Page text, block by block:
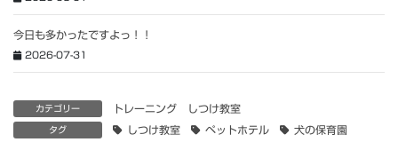
今日も多かったですよっ！！
2026-07-31
カテゴリー トレーニング しつけ教室
タグ しつけ教室 ペットホテル 犬の保育園